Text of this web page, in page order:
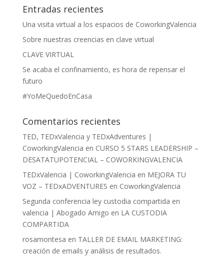
Entradas recientes
Una visita virtual a los espacios de CoworkingValencia
Sobre nuestras creencias en clave virtual
CLAVE VIRTUAL
Se acaba el confinamiento, es hora de repensar el
futuro
#YoMeQuedoEnCasa
Comentarios recientes
TED, TEDxValencia y TEDxAdventures |
CoworkingValencia en CURSO 5 STARS LEADERSHIP –
DESATATUPOTENCIAL – COWORKINGVALENCIA
TEDxValencia | CoworkingValencia en MEJORA TU
VOZ – TEDxADVENTURES en CoworkingValencia
Segunda conferencia ley custodia compartida en
valencia | Abogado Amigo en LA CUSTODIA
COMPARTIDA
rosamontesa en TALLER DE EMAIL MARKETING:
creación de emails y análisis de resultados.